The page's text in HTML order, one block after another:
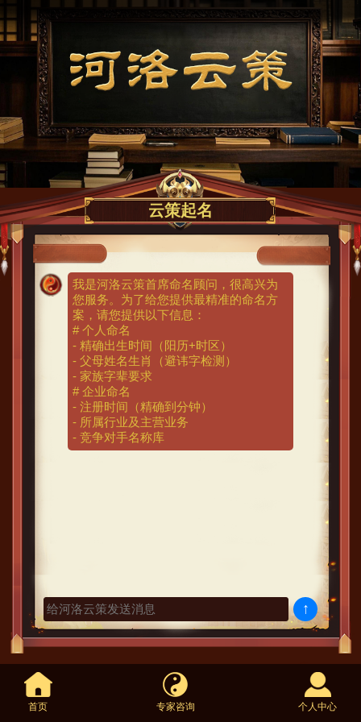
云策起名
我是河洛云策首席命名顾问，很高兴为
您服务。为了给您提供最精准的命名方
案，请您提供以下信息：
# 个人命名
- 精确出生时间（阳历+时区）
- 父母姓名生肖（避讳字检测）
- 家族字辈要求
# 企业命名
- 注册时间（精确到分钟）
- 所属行业及主营业务
- 竞争对手名称库
↑
首页 专家咨询 个人中心